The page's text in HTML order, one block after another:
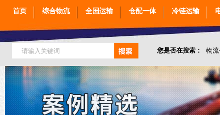
首页 综合物流 全国运输 仓配一体 冷链运输
您是否在搜索： 物
仓储综合专业定制物